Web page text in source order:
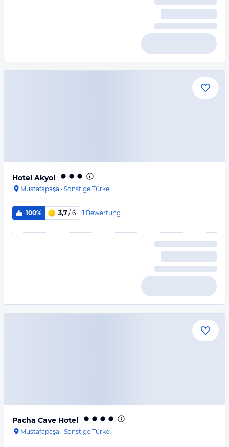
Hotel Akyol
Mustafapaşa · Sonstige Türkei
100% 3,7 / 6 1 Bewertung
Pacha Cave Hotel
Mustafapaşa · Sonstige Türkei